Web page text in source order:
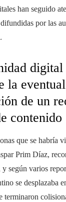
han seguido
por las
digital
la eventual
de un
contenido
que se habría
Prim Díaz,
según varios
se desplazaba
terminaron